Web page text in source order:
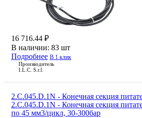
16 716.44 ₽
В наличии: 83 шт
Подробнее В 1 клик
Производитель
I.L.C. S.r.l.
2.C.045.D.1N - Конечная секция
2.C.045.D.1N - Конечная секция
по 45 мм3/цикл, 30-300бар